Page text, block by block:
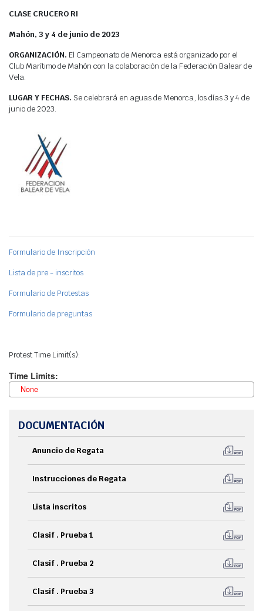
CLASE CRUCERO RI
Mahón, 3 y 4 de junio de 2023
ORGANIZACIÓN. El Campeonato de Menorca está organizado por el
Club Marítimo de Mahón con la colaboración de la Federación Balear de
Vela.
LUGAR Y FECHAS. Se celebrará en aguas de Menorca, los días 3 y 4 de
junio de 2023.
Formulario de Inscripción
Lista de pre - inscritos
Formulario de Protestas
Formulario de preguntas
Protest Time Limit(s):
DOCUMENTACIÓN
Anuncio de Regata
Instrucciones de Regata
Lista inscritos
Clasif . Prueba 1
Clasif . Prueba 2
Clasif . Prueba 3